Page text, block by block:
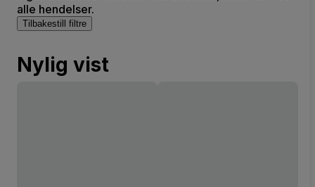
alle hendelser.
Tilbakestill filtre
Nylig vist